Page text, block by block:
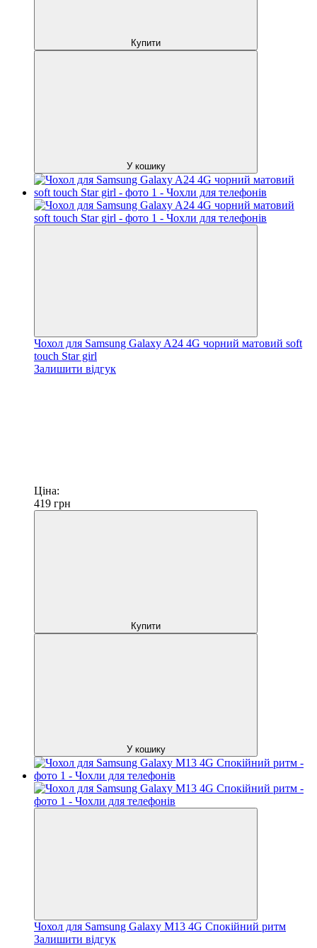
Купити
У кошику
Чохол для Samsung Galaxy A24 4G чорний матовий soft
touch Star girl
Залишити відгук
Ціна:
419 грн
Купити
У кошику
Чохол для Samsung Galaxy M13 4G Спокійний ритм
Залишити відгук